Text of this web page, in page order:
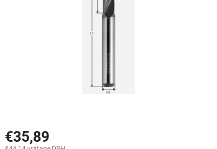
€35,89